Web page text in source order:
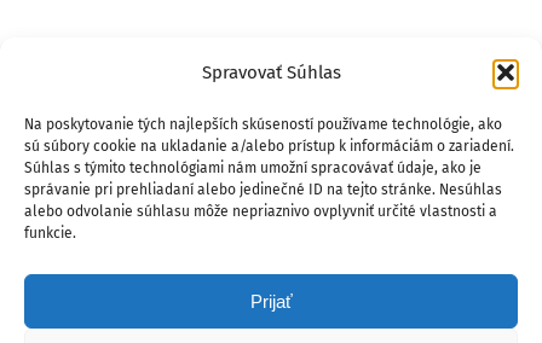
Spravovať Súhlas
Na poskytovanie tých najlepších skúseností používame technológie, ako
sú súbory cookie na ukladanie a/alebo prístup k informáciám o zariadení.
Súhlas s týmito technológiami nám umožní spracovávať údaje, ako je
správanie pri prehliadaní alebo jedinečné ID na tejto stránke. Nesúhlas
alebo odvolanie súhlasu môže nepriaznivo ovplyvniť určité vlastnosti a
funkcie.
Prijať